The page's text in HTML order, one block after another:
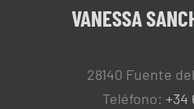
VANESSA
28140 Fuente
Teléfono: +34